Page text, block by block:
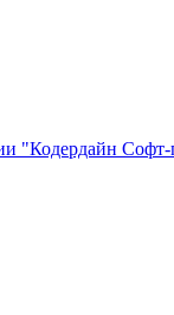
"Кодердайн Софт-